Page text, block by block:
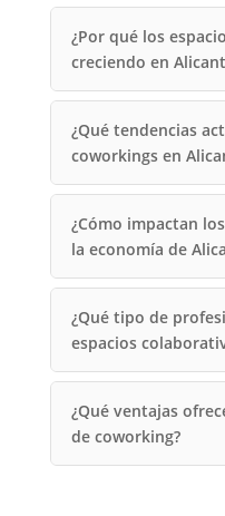
¿Por qué los
creciendo en
¿Qué tendencias
coworkings en
¿Cómo impactan
la economía de
¿Qué tipo de
espacios
¿Qué ventajas
de coworking?